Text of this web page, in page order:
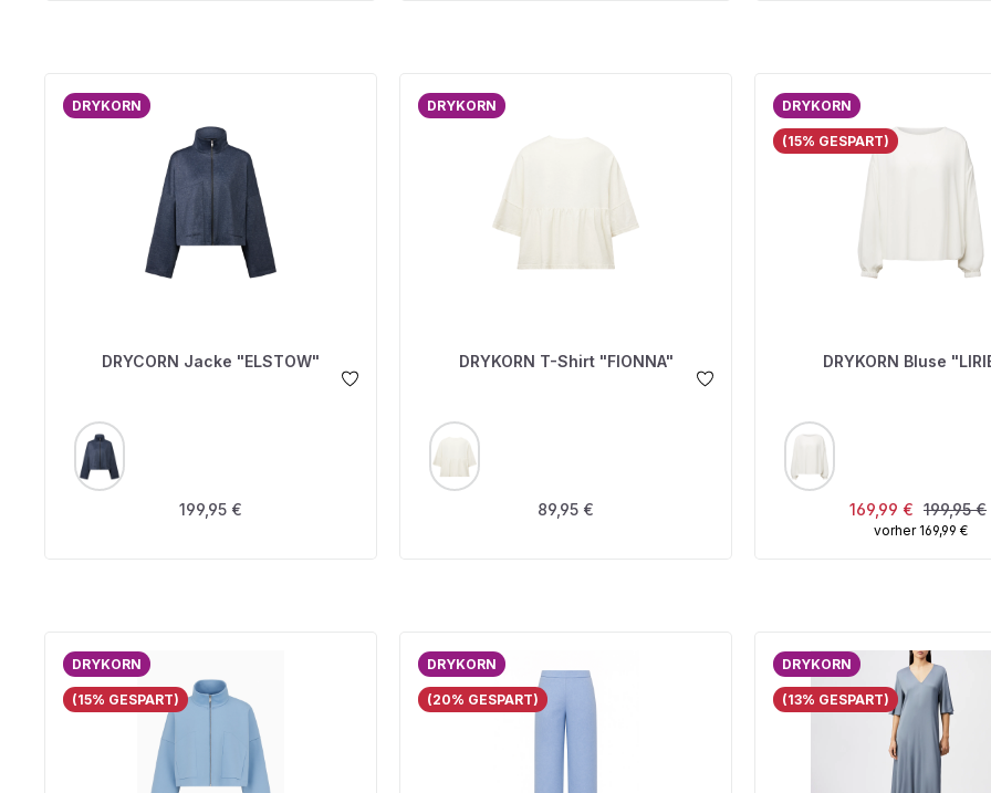
DRYKORN
DRYCORN Jacke "ELSTOW"
FARBE
Regulärer Preis:
199,95 €
DRYKORN
DRYKORN T-Shirt "FIONNA"
FARBE
Regulärer Preis:
89,95 €
DRYKORN
(15% GESPART)
DRYKORN Bluse
FARBE
Verkaufspreis:
169,99 € 199,95 €
vorher 169,99 €
DRYKORN
(15% GESPART)
DRYKORN
(20% GESPART)
DRYKORN
(13% GESPART)